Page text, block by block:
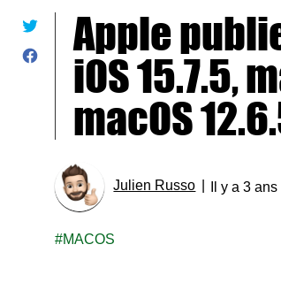
Apple
iOS 15.7.5,
macOS
Julien Russo Il y a 3 ans
MACOS